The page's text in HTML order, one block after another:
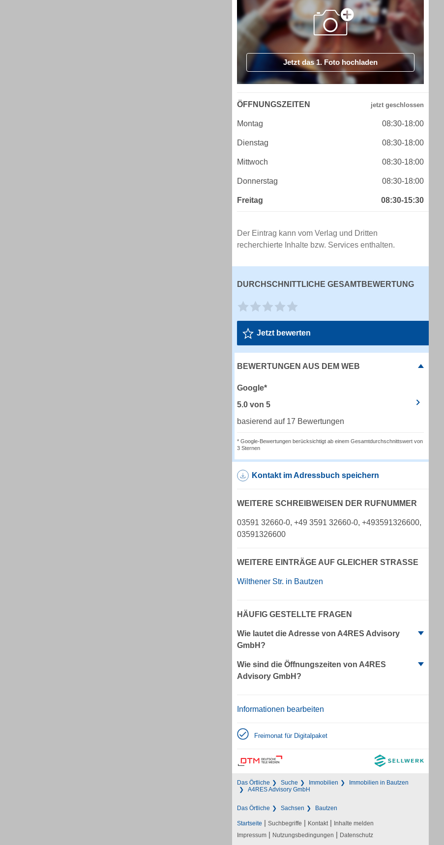
Jetzt das 1. Foto hochladen
ÖFFNUNGSZEITEN
Montag 08:30-18:00
Dienstag 08:30-18:00
Mittwoch 08:30-18:00
Donnerstag 08:30-18:00
Freitag 08:30-15:30
Der Eintrag kann vom Verlag und Dritten
recherchierte Inhalte bzw. Services enthalten.
DURCHSCHNITTLICHE GESAMTBEWERTUNG
Jetzt bewerten
BEWERTUNGEN AUS DEM WEB
Google*
5.0 von 5
basierend auf 17 Bewertungen
* Google-Bewertungen berücksichtigt ab einem Gesamtdurchschnittswert von
3 Sternen
Kontakt im Adressbuch speichern
WEITERE SCHREIBWEISEN DER RUFNUMMER
03591 32660-0, +49 3591 32660-0, +493591326600,
03591326600
WEITERE EINTRÄGE AUF GLEICHER STRASSE
Wilthener Str. in Bautzen
HÄUFIG GESTELLTE FRAGEN
Wie lautet die Adresse von A4RES Advisory
GmbH?
Wie sind die Öffnungszeiten von A4RES
Advisory GmbH?
Informationen bearbeiten
Freimonat für Digitalpaket
Das Örtliche Suche Immobilien
Immobilien in Bautzen
A4RES Advisory GmbH
Das Örtliche Sachsen Bautzen
Startseite | Suchbegriffe | Kontakt | Inhalte melden
Impressum | Nutzungsbedingungen | Datenschutz